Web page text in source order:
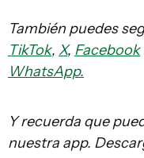
También puedes
TikTok, X, Facebook
WhatsApp.
Y recuerda que
nuestra app.